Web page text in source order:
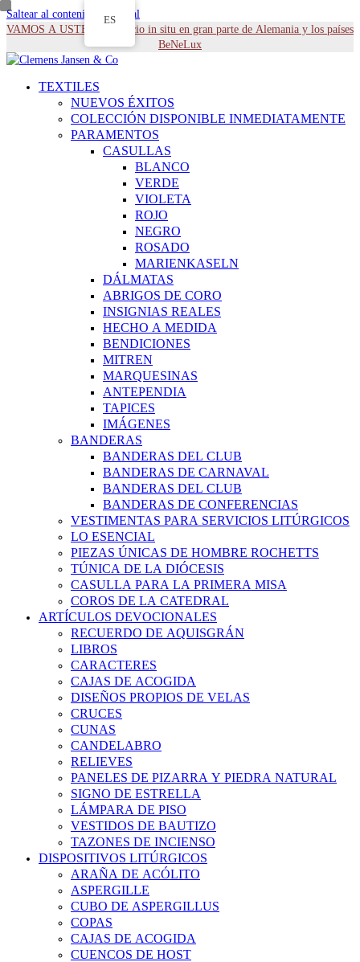
Saltear al contenido principal
VAMOS A USTED - Servicio in situ en gran parte de Alemania y los países
BeNeLux
TEXTILES
NUEVOS ÉXITOS
COLECCIÓN DISPONIBLE INMEDIATAMENTE
PARAMENTOS
CASULLAS
BLANCO
VERDE
VIOLETA
ROJO
NEGRO
ROSADO
MARIENKASELN
DÁLMATAS
ABRIGOS DE CORO
INSIGNIAS REALES
HECHO A MEDIDA
BENDICIONES
MITREN
MARQUESINAS
ANTEPENDIA
TAPICES
IMÁGENES
BANDERAS
BANDERAS DEL CLUB
BANDERAS DE CARNAVAL
BANDERAS DEL CLUB
BANDERAS DE CONFERENCIAS
VESTIMENTAS PARA SERVICIOS LITÚRGICOS
LO ESENCIAL
PIEZAS ÚNICAS DE HOMBRE ROCHETTS
TÚNICA DE LA DIÓCESIS
CASULLA PARA LA PRIMERA MISA
COROS DE LA CATEDRAL
ARTÍCULOS DEVOCIONALES
RECUERDO DE AQUISGRÁN
LIBROS
CARACTERES
CAJAS DE ACOGIDA
DISEÑOS PROPIOS DE VELAS
CRUCES
CUNAS
CANDELABRO
RELIEVES
PANELES DE PIZARRA Y PIEDRA NATURAL
SIGNO DE ESTRELLA
LÁMPARA DE PISO
VESTIDOS DE BAUTIZO
TAZONES DE INCIENSO
DISPOSITIVOS LITÚRGICOS
ARAÑA DE ACÓLITO
ASPERGILLE
CUBO DE ASPERGILLUS
COPAS
CAJAS DE ACOGIDA
CUENCOS DE HOST
ES